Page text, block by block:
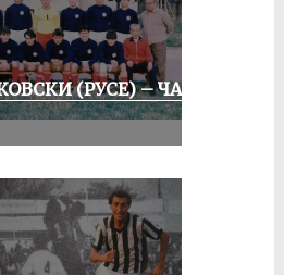
(РУСЕ) – ЧАСТ